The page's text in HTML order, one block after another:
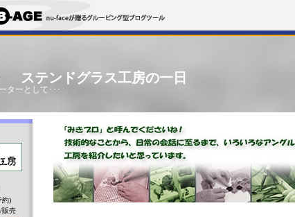
ステンドグラス工房の一日
ターとして･･･
約)
販売